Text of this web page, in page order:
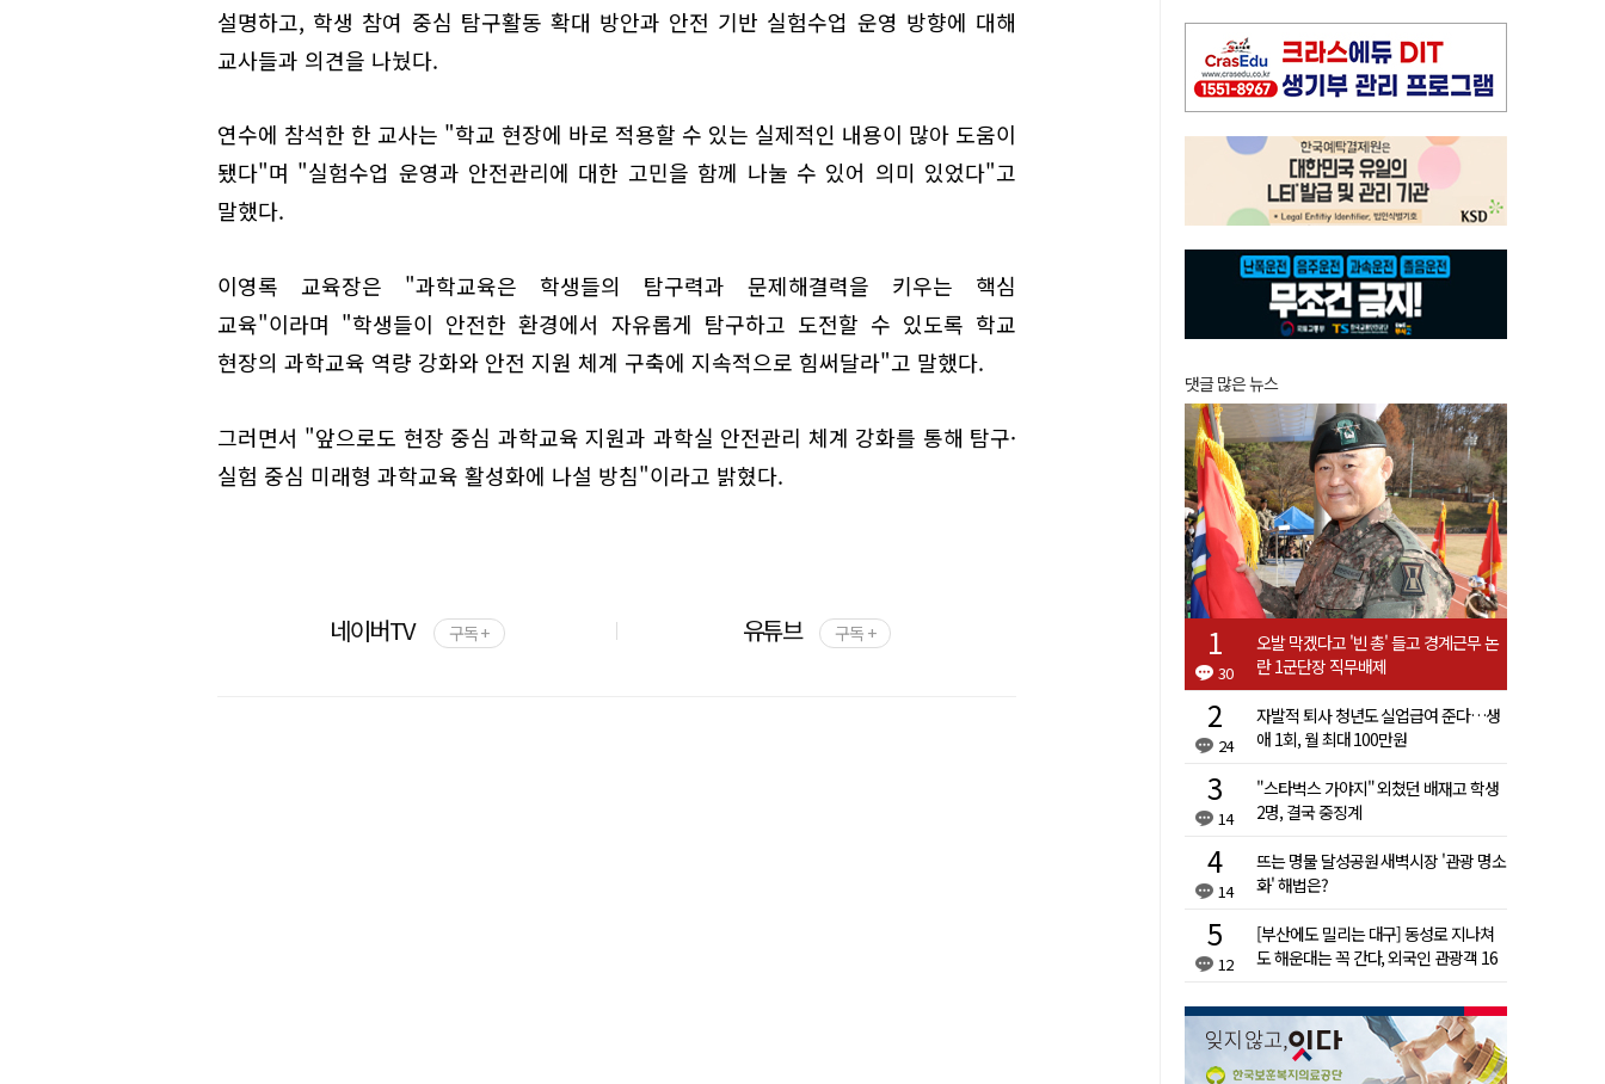
설명하고, 학생 참여 중심 탐구활동 확대 방안과 안전 기반 실험수업 운영 방향에 대해
교사들과 의견을 나눴다.
연수에 참석한 한 교사는 "학교 현장에 바로 적용할 수 있는 실제적인 내용이 많아 도움이
됐다"며 "실험수업 운영과 안전관리에 대한 고민을 함께 나눌 수 있어 의미 있었다"고
말했다.
이영록 교육장은 "과학교육은 학생들의 탐구력과 문제해결력을 키우는 핵심
교육"이라며 "학생들이 안전한 환경에서 자유롭게 탐구하고 도전할 수 있도록 학교
현장의 과학교육 역량 강화와 안전 지원 체계 구축에 지속적으로 힘써달라"고 말했다.
그러면서 "앞으로도 현장 중심 과학교육 지원과 과학실 안전관리 체계 강화를 통해 탐구·
실험 중심 미래형 과학교육 활성화에 나설 방침"이라고 밝혔다.
네이버TV 구독 + 유튜브 구독 +
댓글 많은 뉴스
30
오발 막겠다고 '빈 총' 들고 경계근무 논
란 1군단장 직무배제
24
자발적 퇴사 청년도 실업급여 준다…생
애 1회, 월 최대 100만원
14
"스타벅스 가야지" 외쳤던 배재고 학생
2명, 결국 중징계
14
뜨는 명물 달성공원 새벽시장 '관광 명소
화' 해법은?
12
[부산에도 밀리는 대구] 동성로 지나쳐
도 해운대는 꼭 간다, 외국인 관광객 16